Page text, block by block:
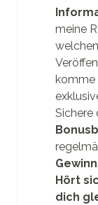
meine
komme
Sichere
Hört
dich